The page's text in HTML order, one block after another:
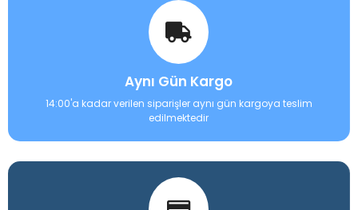
Aynı Gün Kargo
14:00'a kadar verilen siparişler aynı gün kargoya teslim
edilmektedir